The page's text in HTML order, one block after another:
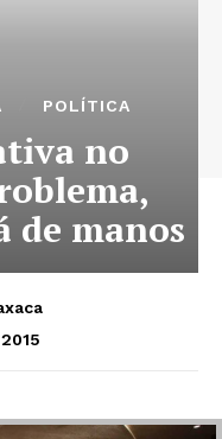
POLÍTICA
no
de manos